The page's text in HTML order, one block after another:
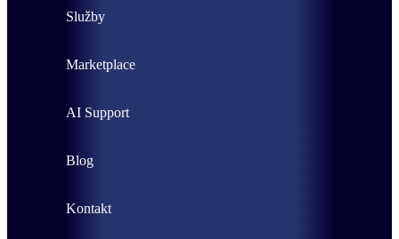
Služby
Marketplace
AI Support
Blog
Kontakt